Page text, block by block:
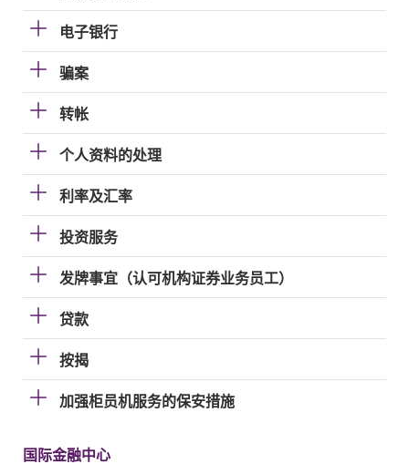
电子银行
骗案
转帐
个人资料的处理
利率及汇率
投资服务
发牌事宜（认可机构证券业务员工）
贷款
按揭
加强柜员机服务的保安措施
国际金融中心